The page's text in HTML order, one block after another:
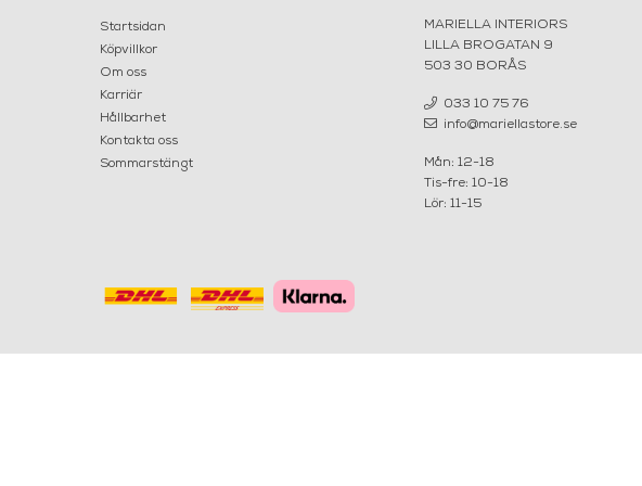
Startsidan
Köpvillkor
Om oss
Karriär
Hållbarhet
Kontakta oss
Sommarstängt
MARIELLA INTERIORS
LILLA BROGATAN 9
503 30 BORÅS
033 10 75 76
info@mariellastore.se
Mån: 12-18
Tis-fre: 10-18
Lör: 11-15